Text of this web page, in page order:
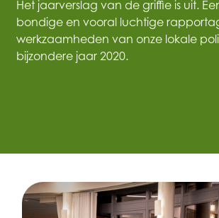
Het jaarverslag van de griffie is uit.
bondige en vooral luchtige
werkzaamheden van onze lokale
bijzondere jaar 2020.